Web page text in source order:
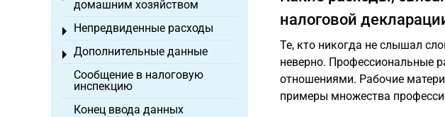
налоговой
Те, кто никогда не слышал
неверно. Профессиональные
отношениями. Рабочие
примеры множества
домашним хозяйством
Непредвиденные расходы
Toggle menu
Дополнительные данные
Toggle menu
Сообщение в налоговую
инспекцию
Конец ввода данных